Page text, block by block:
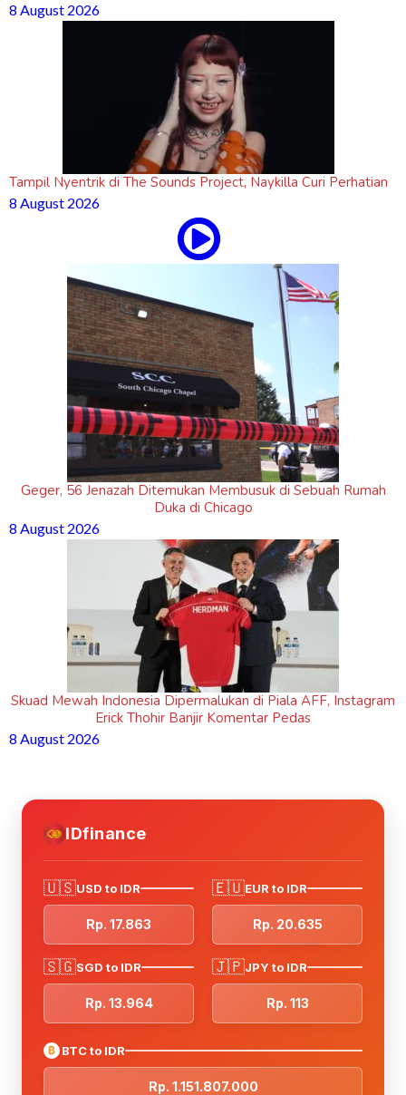
8 August 2026
Tampil Nyentrik di The Sounds Project, Naykilla Curi Perhatian
8 August 2026
Geger, 56 Jenazah Ditemukan Membusuk di Sebuah Rumah
Duka di Chicago
8 August 2026
Skuad Mewah Indonesia Dipermalukan di Piala AFF, Instagram
Erick Thohir Banjir Komentar Pedas
8 August 2026
IDfinance
🇺🇸USD to IDR
Rp. 17.863
🇪🇺EUR to IDR
Rp. 20.635
🇸🇬SGD to IDR
Rp. 13.964
🇯🇵JPY to IDR
Rp. 113
₿ BTC to IDR
Rp. 1.151.807.000